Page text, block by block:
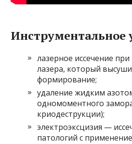
Инструментальное
лазерное иссечение
лазера, который
формирование;
удаление жидким
одномоментного
криодеструкции);
электроэксцизия —
патологий с